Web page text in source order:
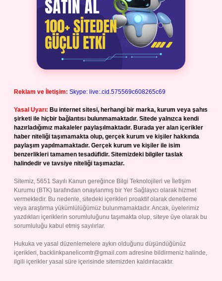
Reklam ve İletişim: Skype: live:.cid.575569c608265c69
Yasal Uyarı: Bu internet sitesi, herhangi bir marka, kurum veya şahıs
şirketi ile hiçbir bağlantısı bulunmamaktadır. Sitede yalnızca kendi
hazırladığımız makaleler paylaşılmaktadır. Burada yer alan içerikler
haber niteliği taşımamakta olup, gerçek kurum ve kişiler hakkında
paylaşım yapılmamaktadır. Gerçek kurum ve kişiler ile isim
benzerlikleri tamamen tesadüfidir. Sitemizdeki bilgiler taslak
halindedir ve tavsiye niteliği taşımazlar.
Sitemiz, 5651 Sayılı Kanun gereğince Bilgi Teknolojileri ve İletişim
Kurumu (BTK) tarafından onaylanmış bir Yer Sağlayıcı olarak hizmet
vermektedir. Bu nedenle, sitedeki içerikleri proaktif olarak denetleme
veya araştırma yükümlülüğümüz bulunmamaktadır. Ancak, üyelerimiz
yazdıkları içeriklerin sorumluluğunu taşımakta olup, siteye üye olarak bu
sorumluluğu kabul etmiş sayılırlar.
Hukuka ve yasal düzenlemelere aykırı olduğunu düşündüğünüz
içerikleri, backlinkpanelicomtr@gmail.com adresine bildirmeniz halinde,
ilgili içerikler yasal süre içerisinde sitemizden kaldırılacaktır.